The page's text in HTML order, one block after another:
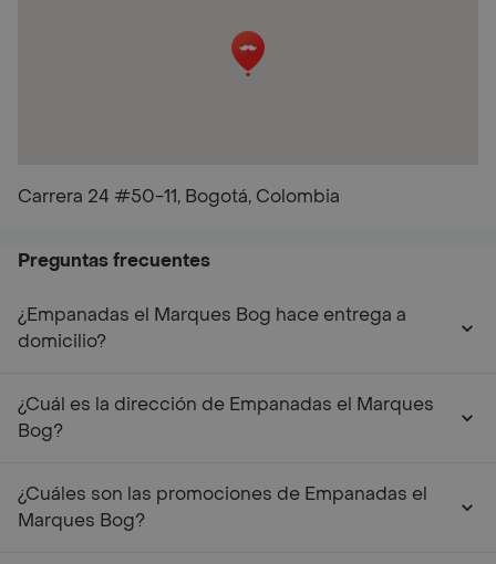
Carrera 24 #50-11, Bogotá, Colombia
Preguntas frecuentes
¿Empanadas el Marques Bog hace entrega a
domicilio?
¿Cuál es la dirección de Empanadas el Marques
Bog?
¿Cuáles son las promociones de Empanadas el
Marques Bog?